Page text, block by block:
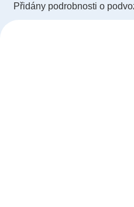
Přidány podrobnosti o